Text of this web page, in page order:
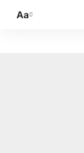
Promijeni
Aa